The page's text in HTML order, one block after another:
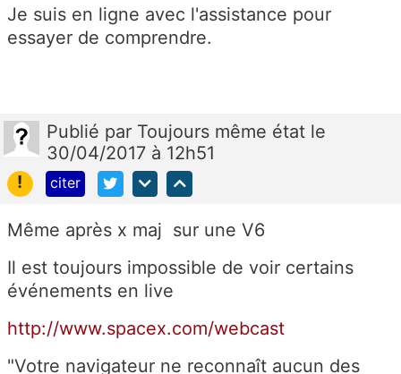
Je suis en ligne avec l'assistance pour
essayer de comprendre.
Publié par Toujours même état le
30/04/2017 à 12h51
!
citer
Même après x maj sur une V6
Il est toujours impossible de voir certains
événements en live
http://www.spacex.com/webcast
"Votre navigateur ne reconnaît aucun des